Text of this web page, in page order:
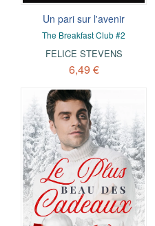
Un pari sur l'avenir
The Breakfast Club #2
FELICE STEVENS
6,49 €